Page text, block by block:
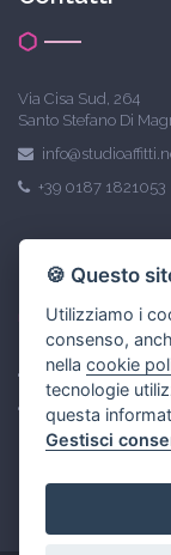
Via Cisa Sud, 264
Santo Stefano Di
+39 0187 1821053
Link utili
Privacy policy
Gestisci Cookie
🍪 Questo
Utilizziamo i
consenso,
nellacookie
tecnologie
questa
Gestisci